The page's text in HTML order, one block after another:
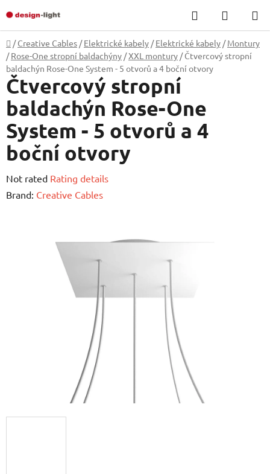
to
content
Search
CART
Home
/ Creative Cables / Elektrické kabely / Elektrické kabely / Montury
/ Rose-One stropní baldachýny /XXL montury / Čtvercový stropní
baldachýn Rose-One System - 5 otvorů a 4 boční otvory
Čtvercový stropní
baldachýn Rose-One
System - 5 otvorů a 4
boční otvory
The
average
Not rated Rating details
Brand: Creative Cables